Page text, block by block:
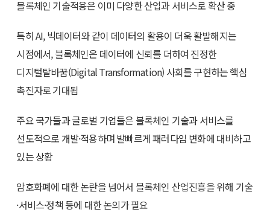
블록체인 기술적용은 이미 다양한 산업과 서비스로 확산 중
특히 AI, 빅데이터와 같이 데이터의 활용이 더욱 활발해지는
시점에서, 블록체인은 데이터에 신뢰를 더하여 진정한
디지털탈바꿈(Digital Transformation) 사회를 구현하는 핵심
촉진자로 기대됨
주요 국가들과 글로벌 기업들은 블록체인 기술과 서비스를
선도적으로 개발·적용하며 발빠르게 패러다임 변화에 대비하고
있는 상황
암호화폐에 대한 논란을 넘어서 블록체인 산업진흥을 위해 기술
·서비스·정책 등에 대한 논의가 필요